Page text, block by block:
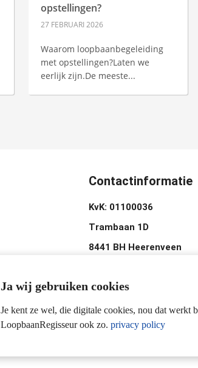
opstellingen?
27 FEBRUARI 2026
Waarom loopbaanbegeleiding
met opstellingen?Laten we
eerlijk zijn.De meeste...
Contactinformatie
KvK: 01100036
Trambaan 1D
8441 BH Heerenveen
Industrieweg 2D
3433 NL Nieuwegein
06-24257923
Ja wij gebruiken cookies
Je kent ze wel, die digitale cookies, nou dat werkt
LoopbaanRegisseur ook zo. privacy policy